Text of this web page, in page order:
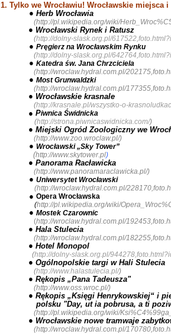
1. Tylko we Wrocławiu! Wrocławskie miejsca
● Herb Wrocławia
(http://pl.wikipedia.org/wiki/
● Wrocławski Rynek i Ratusz
(http://dolny-slask.org.pl/
● Pręgierz na Wrocławskim Rynku
(http://dolny-slask.org.pl/
● Katedra św. Jana Chrzciciela
(http://wroclaw.hydral.com.pl/
● Most Grunwaldzki
(http://wroclaw.hydral.com.pl/
● Wrocławskie krasnale
(http://krasnale.pl/wszystko-o-
● Piwnica Świdnicka
(http://strona.piwnicaswidnicka.com/)
● Miejski Ogród Zoologiczny we
(http://www.zoo.wroclaw.pl/)
● Wrocławski „Sky Tower”
(http://www.skytower.pl)
● Panorama Racławicka
(http://www.panoramaraclawicka.pl/)
● Uniwersytet Wrocławski
(http://wroclaw.hydral.com.pl/
● Opera Wrocławska
(http://pl.wikipedia.org/wiki/
● Mostek Czarownic
(http://wroclaw.hydral.com.pl/
● Hala Stulecia
(http://wroclaw.hydral.com.pl/
● Hotel Monopol
(http://dolny-slask.org.pl/
● Ogólnopolskie targi w Hali Stulecia
(http://www.halastulecia.pl/)
● Rękopis „Pana Tadeusza"
(http://www.oss.wroc.pl/)
● Rękopis „Księgi Henrykowskiej“ i
polsku "Day, ut ia pobrusa, a ti
(http://pl.wikipedia.org/wiki/
● Wrocławskie nowe tramwaje
(http://wroclaw.hydral.com.pl/